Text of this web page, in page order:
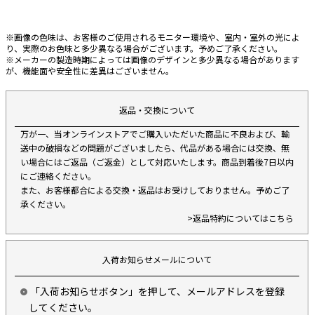
※画像の色味は、お客様のご使用されるモニター環境や、室内・室外の光によ
り、実際のお色味と多少異なる場合がございます。予めご了承ください。
※メーカーの製造時期によっては画像のデザインと多少異なる場合があります
が、機能面や安全性に差異はございません。
返品・交換について
万が一、当オンラインストアでご購入いただいた商品に不良および、輸
送中の破損などの問題がございましたら、代品がある場合には交換、無
い場合にはご返品（ご返金）として対応いたします。商品到着後7日以内
にご連絡ください。
また、お客様都合による交換・返品はお受けしておりません。予めご了
承ください。
>返品特約についてはこちら
入荷お知らせメールについて
「入荷お知らせボタン」を押して、メールアドレスを登録
してください。